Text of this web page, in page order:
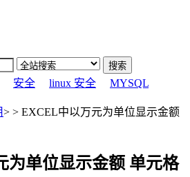
搜索
安全 linux 安全
MYSQL
> > EXCEL中以万元为单位显示金额
为单位显示金额 单元格